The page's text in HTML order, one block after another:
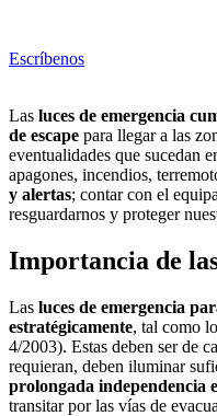
Escríbenos
Las luces de emergencia
de escape para llegar a las
eventualidades que sucedan
apagones, incendios,
y alertas; contar con el
resguardarnos y proteger
Importancia de
Las luces de emergencia
estratégicamente, tal como
4/2003). Estas deben ser de
requieran, deben iluminar
prolongada independencia
transitar por las vías de